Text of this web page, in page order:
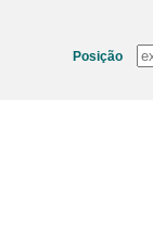
Posição